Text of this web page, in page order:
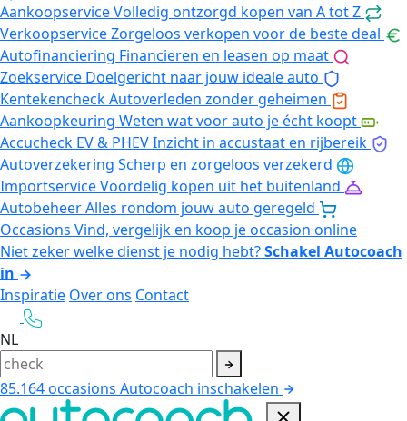
AankoopserviceVolledig ontzorgd kopen van A tot Z
VerkoopserviceZorgeloos verkopen voor de beste deal
Autofinanciering Financieren en leasen op maat
Zoekservice Doelgericht naar jouw ideale auto
KentekencheckAutoverleden zonder geheimen
Aankoopkeuring Weten wat voor auto je écht koopt
Accucheck EV & PHEVInzicht in accustaat en rijbereik
Autoverzekering Scherp en zorgeloos verzekerd
ImportserviceVoordelig kopen uit het buitenland
AutobeheerAlles rondom jouw auto geregeld
Occasions Vind, vergelijk en koop je occasion online
Niet zeker welke dienst je nodig hebt?Schakel Autocoach
in
Inspiratie Over ons Contact
NL
85.164occasions Autocoach inschakelen